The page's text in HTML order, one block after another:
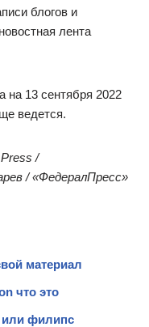
блогов и
лента
на 13 сентября 2022
ведется.
/
/ «ФедералПресс»
материал
что это
или филипс